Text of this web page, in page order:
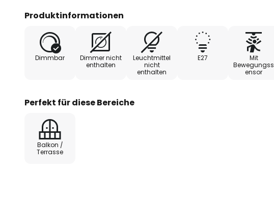
leuchtet in der vorab eingestellten Dauer.
- Erfassungswinkel 120°
- Erfassungsbereich: 6-10 m
Produktinformationen
Dimmbar
Dimmer nicht
enthalten
Leuchtmittel
nicht
enthalten
E27
Mit
Bewegungss
ensor
Perfekt für diese Bereiche
Balkon /
Terrasse